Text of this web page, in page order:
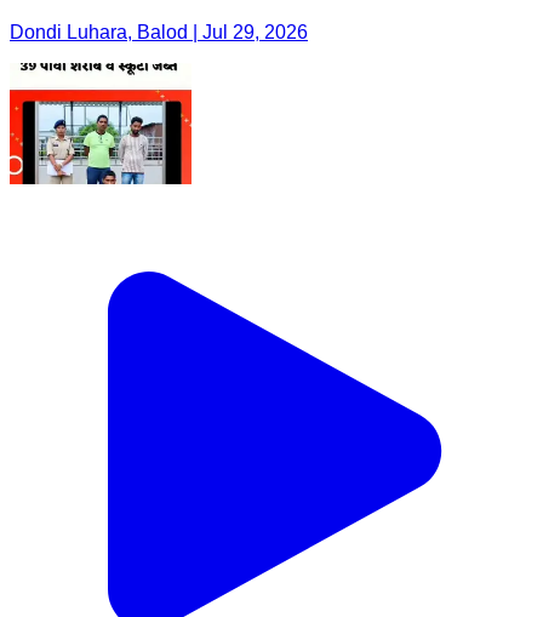
Dondi Luhara, Balod | Jul 29, 2026